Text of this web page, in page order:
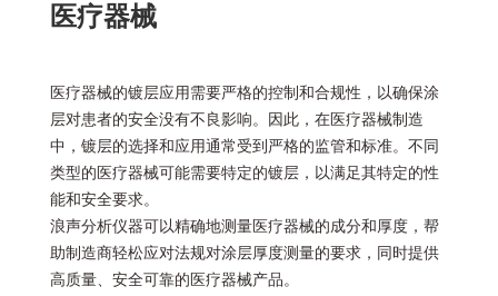
医疗器械
医疗器械的镀层应用需要严格的控制和合规性，以确保涂
层对患者的安全没有不良影响。因此，在医疗器械制造
中，镀层的选择和应用通常受到严格的监管和标准。不同
类型的医疗器械可能需要特定的镀层，以满足其特定的性
能和安全要求。
浪声分析仪器可以精确地测量医疗器械的成分和厚度，帮
助制造商轻松应对法规对涂层厚度测量的要求，同时提供
高质量、安全可靠的医疗器械产品。